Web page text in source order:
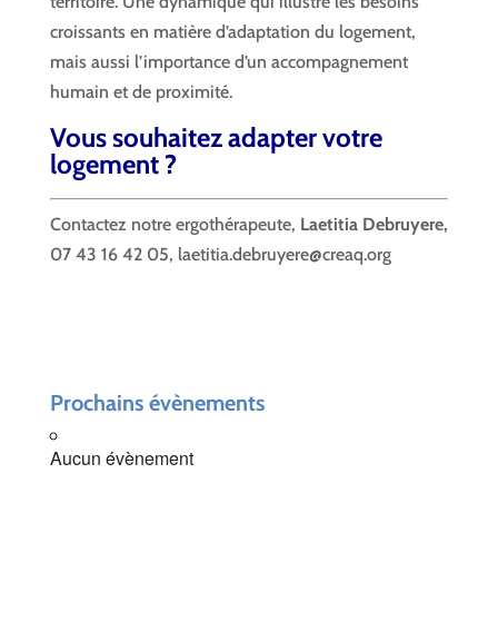
croissants en matière d’adaptation du logement,
mais aussi l’importance d’un accompagnement
humain et de proximité.
Vous souhaitez adapter votre
logement ?
Contactez notre ergothérapeute, Laetitia Debruyere,
07 43 16 42 05, laetitia.debruyere@creaq.org
Prochains évènements
Aucun évènement